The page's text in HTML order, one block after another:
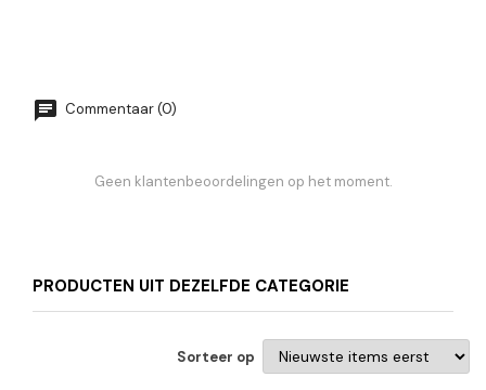
Commentaar (0)
Geen klantenbeoordelingen op het moment.
PRODUCTEN UIT DEZELFDE CATEGORIE
Sorteer op